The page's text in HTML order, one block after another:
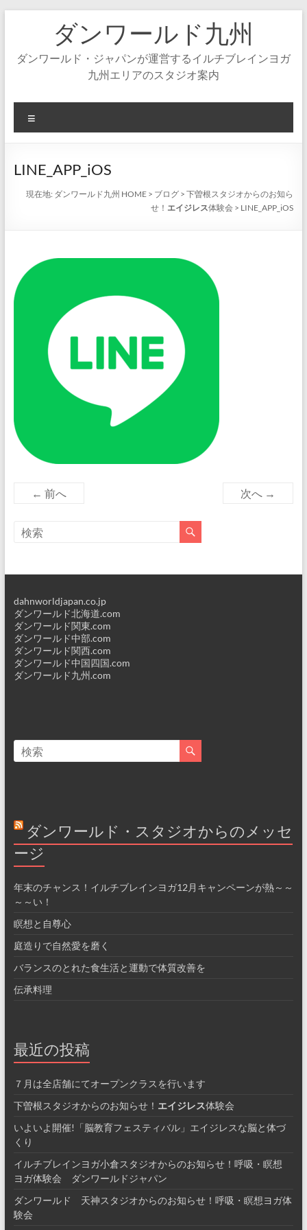
ダンワールド九州
ダンワールド・ジャパンが運営するイルチブレインヨガ
九州エリアのスタジオ案内
ニ
ー
LINE_APP_iOS
現在地: ダンワールド九州 HOME > ブログ >下曽根スタジオからのお知ら
せ！ エイジレス体験会 > LINE_APP_iOS
← 前へ 次へ →
dahnworldjapan.co.jp
ダンワールド北海道.com
ダンワールド関東.com
ダンワールド中部.com
ダンワールド関西.com
ダンワールド中国四国.com
ダンワールド九州.com
ダンワールド・スタジオからのメッセ
ージ
年末のチャンス！イルチブレインヨガ12月キャンペーンが熱～～
～～い！
瞑想と自尊心
庭造りで自然愛を磨く
バランスのとれた食生活と運動で体質改善を
伝承料理
最近の投稿
７月は全店舗にてオープンクラスを行います
下曽根スタジオからのお知らせ！ エイジレス体験会
いよいよ開催!「脳教育フェスティバル」エイジレスな脳と体づ
くり
イルチブレインヨガ小倉スタジオからのお知らせ！呼吸・瞑想
ヨガ体験会 ダンワールドジャパン
ダンワールド 天神スタジオからのお知らせ！呼吸・瞑想ヨガ体
験会